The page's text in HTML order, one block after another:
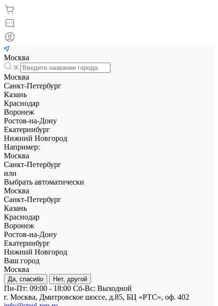
Москва
Москва
Санкт-Петербург
Казань
Краснодар
Воронеж
Ростов-на-Дону
Екатеринбург
Нижний Новгород
Например:
Москва
Санкт-Петербург
или
Выбрать автоматически
Москва
Санкт-Петербург
Казань
Краснодар
Воронеж
Ростов-на-Дону
Екатеринбург
Нижний Новгород
Ваш город
Москва
Да, спасибо Нет, другой
Пн-Пт: 09:00 - 18:00 Cб-Вс: Выходной
г. Москва, Дмитровское шоссе, д.85, БЦ «РТС», оф. 402